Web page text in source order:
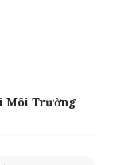
Môi Trường